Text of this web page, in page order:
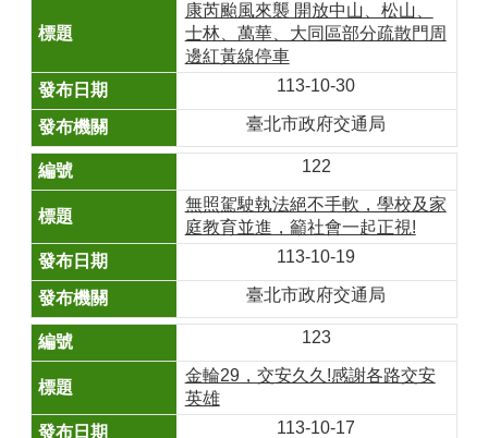
康芮颱風來襲 開放中山、松山、
士林、萬華、大同區部分疏散門周
邊紅黃線停車
113-10-30
臺北市政府交通局
122
無照駕駛執法絕不手軟，學校及家
庭教育並進，籲社會一起正視!
113-10-19
臺北市政府交通局
123
金輪29，交安久久!感謝各路交安
英雄
113-10-17